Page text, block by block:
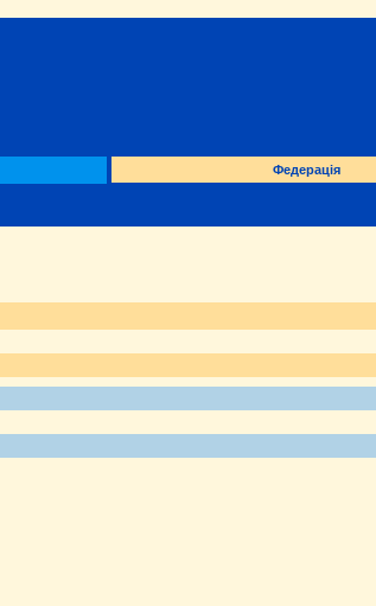
Федерація